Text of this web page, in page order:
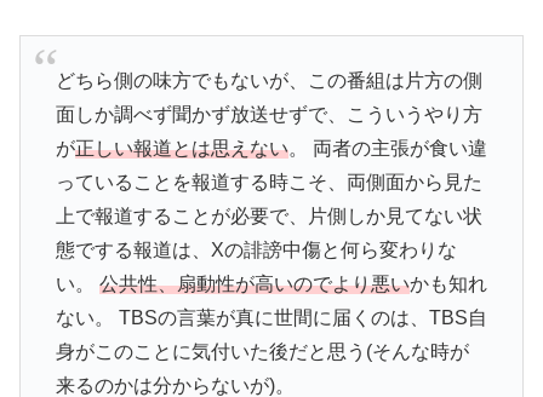
どちら側の味方でもないが、この番組は片方の側
面しか調べず聞かず放送せずで、こういうやり方
が正しい報道とは思えない。 両者の主張が食い違
っていることを報道する時こそ、両側面から見た
上で報道することが必要で、片側しか見てない状
態でする報道は、Xの誹謗中傷と何ら変わりな
い。 公共性、扇動性が高いのでより悪いかも知れ
ない。 TBSの言葉が真に世間に届くのは、TBS自
身がこのことに気付いた後だと思う(そんな時が
来るのかは分からないが)。